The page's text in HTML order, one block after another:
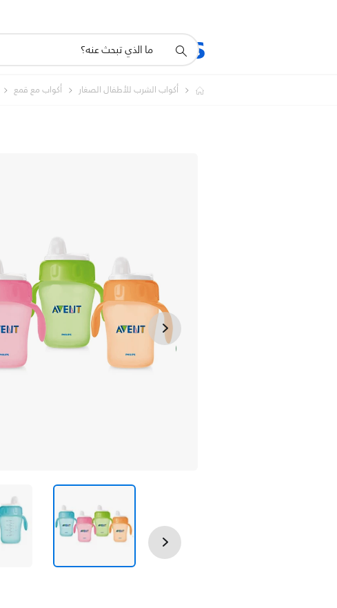
المنتجات
أيقونة
دعم
أكواب الشرب للأطفال الصغار أكواب مع قمع